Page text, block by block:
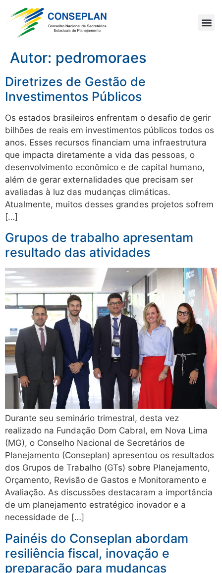
Autor: pedromoraes
Diretrizes de Gestão de
Investimentos Públicos
Os estados brasileiros enfrentam o desafio de gerir
bilhões de reais em investimentos públicos todos os
anos. Esses recursos financiam uma infraestrutura
que impacta diretamente a vida das pessoas, o
desenvolvimento econômico e de capital humano,
além de gerar externalidades que precisam ser
avaliadas à luz das mudanças climáticas.
Atualmente, muitos desses grandes projetos sofrem
[…]
Grupos de trabalho apresentam
resultado das atividades
Durante seu seminário trimestral, desta vez
realizado na Fundação Dom Cabral, em Nova Lima
(MG), o Conselho Nacional de Secretários de
Planejamento (Conseplan) apresentou os resultados
dos Grupos de Trabalho (GTs) sobre Planejamento,
Orçamento, Revisão de Gastos e Monitoramento e
Avaliação. As discussões destacaram a importância
de um planejamento estratégico inovador e a
necessidade de […]
Painéis do Conseplan abordam
resiliência fiscal, inovação e
preparação para mudanças